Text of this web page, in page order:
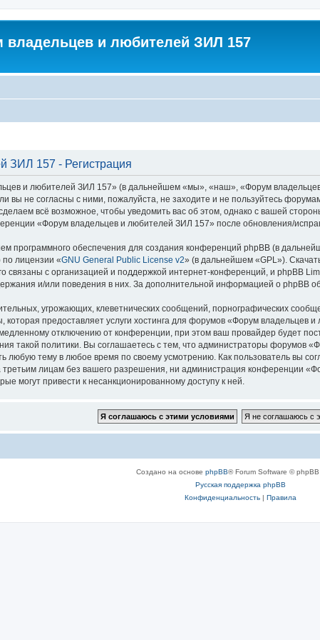
владельцев и любителей ЗИЛ 157
ЗИЛ 157 - Регистрация
и любителей ЗИЛ 157» (в дальнейшем «мы», «наш», «Форум
вы не согласны с ними, пожалуйста, не заходите и не пользуйтесь
всё возможное, чтобы уведомить вас об этом, однако с вашей
«Форум владельцев и любителей ЗИЛ 157» после обновления/
программного обеспечения для создания конференций phpBB (в
по лицензии «GNU General Public License v2» (в дальнейшем «GPL»).
связаны с организацией и поддержкой интернет-конференций, и phpBB
и/или поведения в них. За дополнительной информацией о phpBB
угрожающих, клеветнических сообщений, порнографических
предоставляет услуги хостинга для форумов «Форум
отключению от конференции, при этом ваш провайдер будет
такой политики. Вы соглашаетесь с тем, что администраторы форумов
любую тему в любое время по своему усмотрению. Как пользователь вы
лицам без вашего разрешения, ни администрация конференции
могут привести к несанкционированному доступу к ней.
Создано на основе phpBB® Forum Software © phpBB
Русская поддержка phpBB
Конфиденциальность| Правила